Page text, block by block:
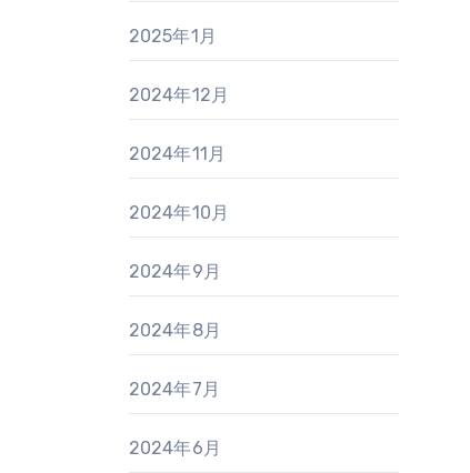
2025年1月
2024年12月
2024年11月
2024年10月
2024年9月
2024年8月
2024年7月
2024年6月